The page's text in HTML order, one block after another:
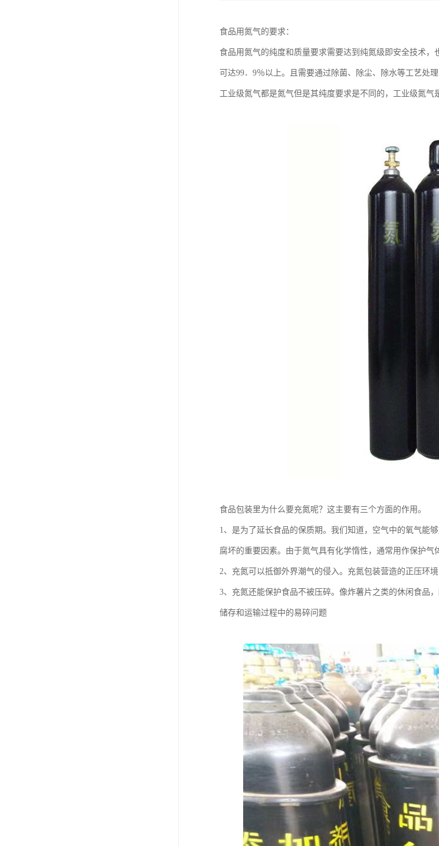
食品用氮气的要求：
食品用氮气的纯度和质量要求需要达到纯氮级即安全技术
可达99．9％以上。且需要通过除菌、除尘、除水等工艺处
工业级氮气都是氮气但是其纯度要求是不同的，工业级氮气
食品包装里为什么要充氮呢？这主要有三个方面的作用。
1、是为了延长食品的保质期。我们知道，空气中的氧气能
腐坏的重要因素。由于氮气具有化学惰性，通常用作保护
2、充氮可以抵御外界潮气的侵入。充氮包装营造的正压环
3、充氮还能保护食品不被压碎。像炸薯片之类的休闲食品
储存和运输过程中的易碎问题